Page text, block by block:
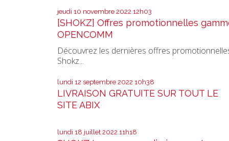
jeudi 10 novembre 2022 12h03
[SHOKZ] Offres promotionnelles
OPENCOMM
Découvrez les dernières offres
Shokz...
lundi 12 septembre 2022 10h38
LIVRAISON GRATUITE SUR TOUT LE
SITE ABIX
lundi 18 juillet 2022 11h18